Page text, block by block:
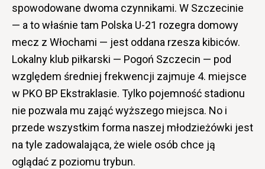
spowodowane dwoma czynnikami. W Szczecinie
— a to właśnie tam Polska U-21 rozegra domowy
mecz z Włochami — jest oddana rzesza kibiców.
Lokalny klub piłkarski — Pogoń Szczecin — pod
względem średniej frekwencji zajmuje 4. miejsce
w PKO BP Ekstraklasie. Tylko pojemność stadionu
nie pozwala mu zająć wyższego miejsca. No i
przede wszystkim forma naszej młodzieżówki jest
na tyle zadowalająca, że wiele osób chce ją
oglądać z poziomu trybun.